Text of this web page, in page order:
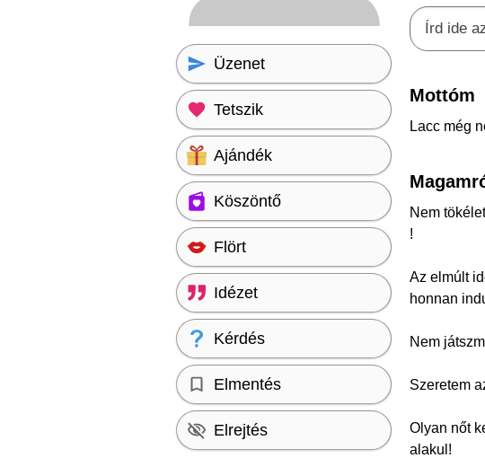
Mottóm
Lacc még
Nem
!
Az elmúlt
honnan
Nem
Szeretem
Olyan nőt
alakul!
Üzenet
Tetszik
Ajándék
Köszöntő
Flört
Idézet
Kérdés
Elmentés
Elrejtés